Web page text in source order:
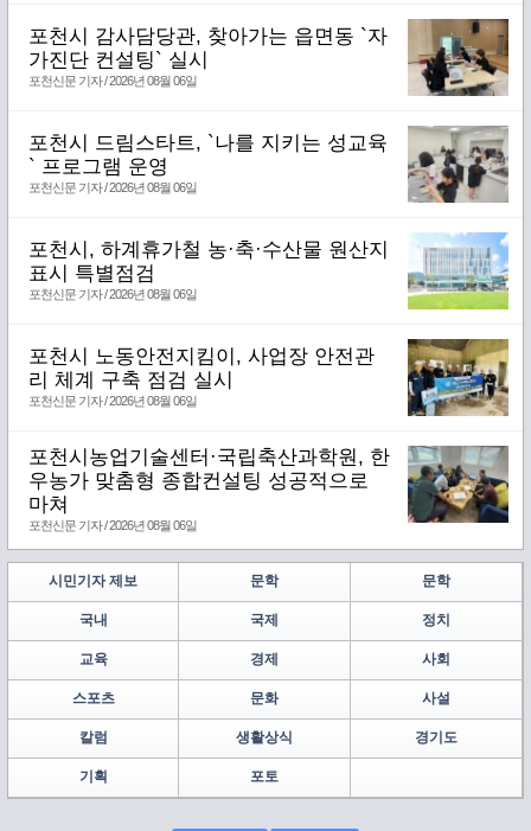
포천시 감사담당관, 찾아가는 읍면동 `자
가진단 컨설팅` 실시
포천신문 기자 / 2026년 08월 06일
포천시 드림스타트, `나를 지키는 성교육
` 프로그램 운영
포천신문 기자 / 2026년 08월 06일
포천시, 하계휴가철 농·축·수산물 원산지
표시 특별점검
포천신문 기자 / 2026년 08월 06일
포천시 노동안전지킴이, 사업장 안전관
리 체계 구축 점검 실시
포천신문 기자 / 2026년 08월 06일
포천시농업기술센터·국립축산과학원, 한
우농가 맞춤형 종합컨설팅 성공적으로
마쳐
포천신문 기자 / 2026년 08월 06일
시민기자 제보 문학 문학
국내 국제 정치
교육 경제 사회
스포츠 문화 사설
칼럼 생활상식 경기도
기획 포토